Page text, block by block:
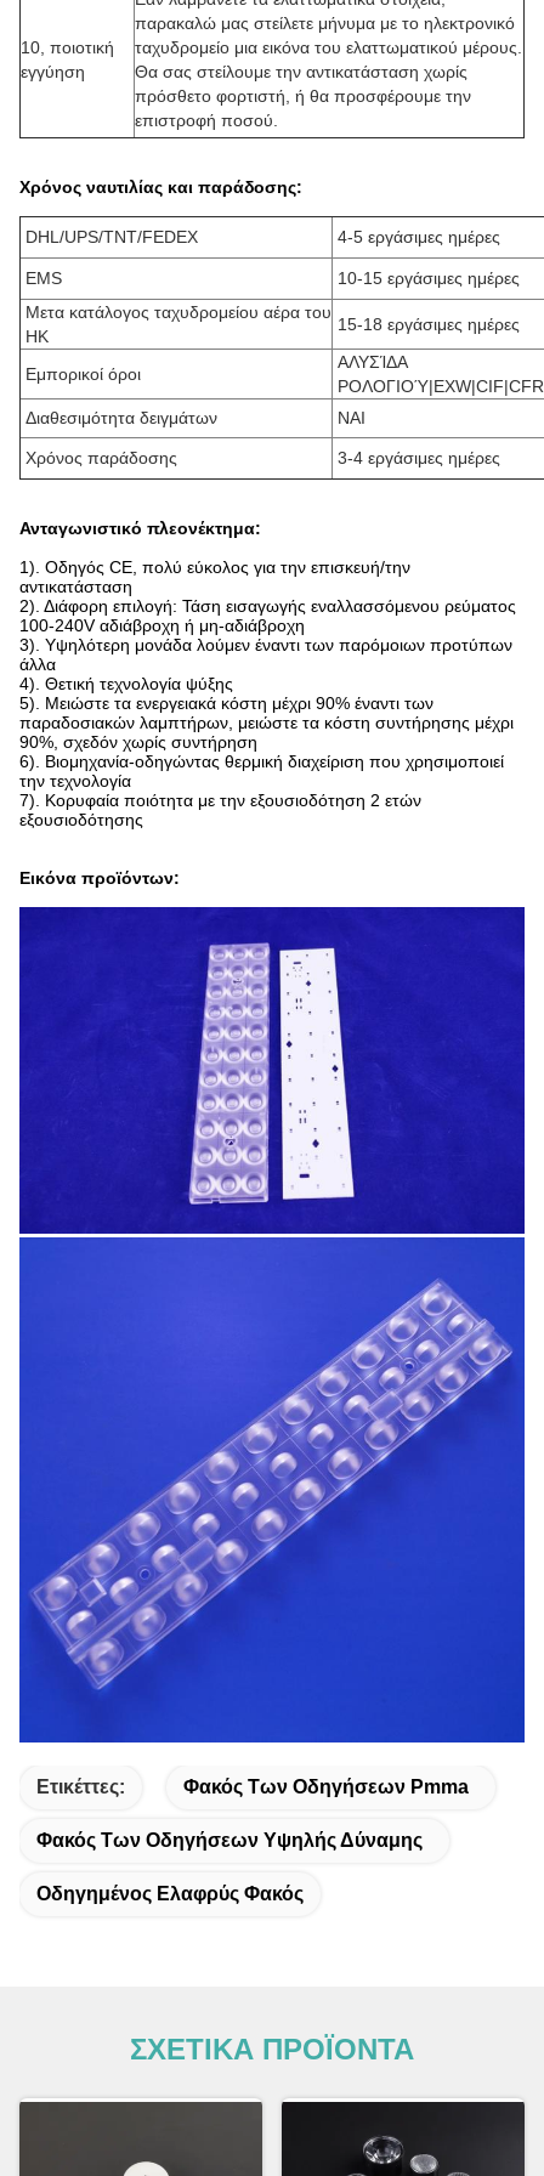
10, ποιοτική
εγγύηση
παρακαλώ μας στείλετε μήνυμα με το ηλεκτρονικό
ταχυδρομείο μια εικόνα του ελαττωματικού μέρους.
Θα σας στείλουμε την αντικατάσταση χωρίς
πρόσθετο φορτιστή, ή θα προσφέρουμε την
επιστροφή ποσού.
Χρόνος ναυτιλίας και παράδοσης:
DHL/UPS/TNT/FEDEX 4-5 εργάσιμες ημέρες
EMS
10-15 εργάσιμες ημέρες
Μετα κατάλογος ταχυδρομείου αέρα του
HK
15-18 εργάσιμες ημέρες
Εμπορικοί όροι
ΑΛΥΣΊΔΑ
ΡΟΛΟΓΙΟΎ|EXW|CIF|CFR
Διαθεσιμότητα δειγμάτων
ΝΑΙ
Χρόνος παράδοσης 3-4 εργάσιμες ημέρες
Ανταγωνιστικό πλεονέκτημα:
1). Οδηγός CE, πολύ εύκολος για την επισκευή/την
αντικατάσταση
2). Διάφορη επιλογή: Τάση εισαγωγής εναλλασσόμενου ρεύματος
100-240V αδιάβροχη ή μη-αδιάβροχη
3). Υψηλότερη μονάδα λούμεν έναντι των παρόμοιων προτύπων
άλλα
4). Θετική τεχνολογία ψύξης
5). Μειώστε τα ενεργειακά κόστη μέχρι 90% έναντι των
παραδοσιακών λαμπτήρων, μειώστε τα κόστη συντήρησης μέχρι
90%, σχεδόν χωρίς συντήρηση
6). Βιομηχανία-οδηγώντας θερμική διαχείριση που χρησιμοποιεί
την τεχνολογία
7). Κορυφαία ποιότητα με την εξουσιοδότηση 2 ετών
εξουσιοδότησης
Εικόνα προϊόντων:
Ετικέττες: Φακός Των Οδηγήσεων Pmma
Φακός Των Οδηγήσεων Υψηλής Δύναμης
Οδηγημένος Ελαφρύς Φακός
ΣΧΕΤΙΚΑ ΠΡΟΪΟΝΤΑ